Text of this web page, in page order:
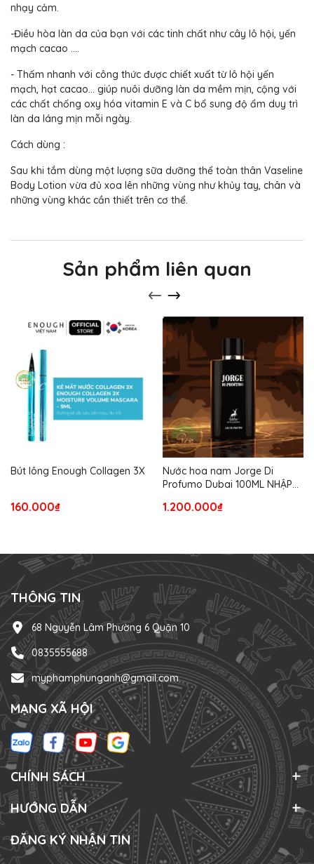
nhạy cảm.
-Điều hòa làn da của bạn với các tinh chất như cây lô hội, yến
mạch cacao ....
- Thấm nhanh với công thức được chiết xuất từ lô hội yến
mạch, hạt cacao… giúp nuôi dưỡng làn da mềm mịn, cộng với
các chất chống oxy hóa vitamin E và C bổ sung độ ẩm duy trì
làn da láng mịn mỗi ngày.
Cách dùng :
Sau khi tắm dùng một lượng sữa dưỡng thể toàn thân Vaseline
Body Lotion vừa đủ xoa lên những vùng như khủy tay, chân và
những vùng khác cần thiết trên cơ thể.
Sản phẩm liên quan
Bút lông Enough Collagen 3X
160.000₫
Nước hoa nam Jorge Di
Profumo Dubai 100ML NHẬP
1.200.000₫
THÔNG TIN
68 Nguyễn Lâm Phường 6 Quận 10
0835555688
myphamphunganh@gmail.com
MẠNG XÃ HỘI
CHÍNH SÁCH
HƯỚNG DẪN
ĐĂNG KÝ NHẬN TIN